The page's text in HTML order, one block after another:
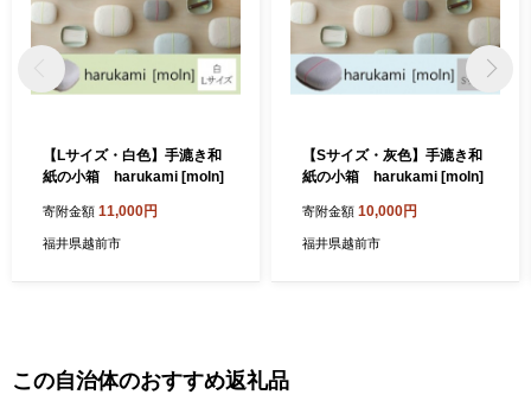
【Lサイズ・白色】手漉き和
紙の小箱 harukami [moln]
寄附金額 11,000円
福井県越前市
【Sサイズ・灰色】手漉き和
紙の小箱 harukami [moln]
寄附金額 10,000円
福井県越前市
この自治体のおすすめ返礼品